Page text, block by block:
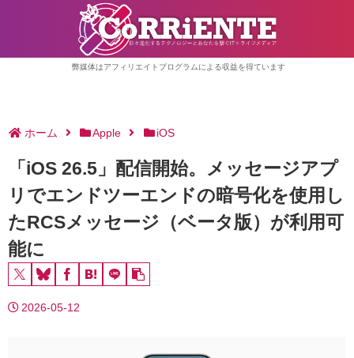
弊媒体はアフィリエイトプログラムによる収益を得ています
ホーム Apple iOS
「iOS 26.5」配信開始。メッセージアプ
リでエンドツーエンドの暗号化を使用し
たRCSメッセージ（ベータ版）が利用可
能に
2026-05-12